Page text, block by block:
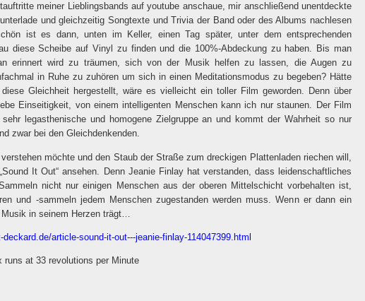
meiner Lieblingsbands auf youtube anschaue, mir anschließend unentdeckte
und gleichzeitig Songtexte und Trivia der Band oder des Albums nachlesen
ist es dann, unten im Keller, einen Tag später, unter dem entsprechenden
diese Scheibe auf Vinyl zu finden und die 100%-Abdeckung zu haben. Bis man
erinnert wird zu träumen, sich von der Musik helfen zu lassen, die Augen zu
in Ruhe zu zuhören um sich in einen Meditationsmodus zu begeben? Hätte
Gleichheit hergestellt, wäre es vielleicht ein toller Film geworden. Denn über
Einseitigkeit, von einem intelligenten Menschen kann ich nur staunen. Der Film
legasthenische und homogene Zielgruppe an und kommt der Wahrheit so nur
zwar bei den Gleichdenkenden.
möchte und den Staub der Straße zum dreckigen Plattenladen riechen will,
It Out“ ansehen. Denn Jeanie Finlay hat verstanden, dass leidenschaftliches
nicht nur einigen Menschen aus der oberen Mittelschicht vorbehalten ist,
und -sammeln jedem Menschen zugestanden werden muss. Wenn er dann ein
in seinem Herzen trägt…
deckard.de/article-sound-it-out---jeanie-finlay-114047399.html
runs at 33 revolutions per Minute